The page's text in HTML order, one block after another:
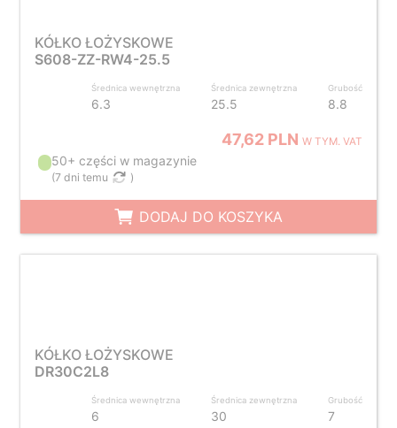
KÓŁKO ŁOŻYSKOWE
S608-ZZ-RW4-25.5
Średnica wewnętrzna
6.3
Średnica zewnętrzna
25.5
Grubość
8.8
47,62 PLNW TYM. VAT
50+ części w magazynie
(7 dni temu )
DODAJ DO KOSZYKA
KÓŁKO ŁOŻYSKOWE
DR30C2L8
Średnica wewnętrzna
6
Średnica zewnętrzna
30
Grubość
7